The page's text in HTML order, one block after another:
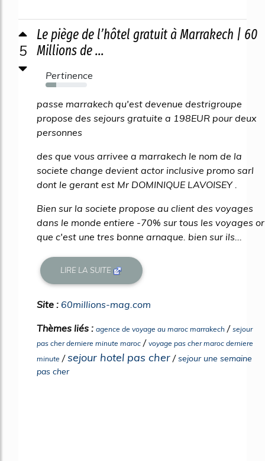
5
Le piège de l’hôtel gratuit à Marrakech | 60
Millions de ...
Pertinence
26%
passe marrakech qu'est devenue destrigroupe
propose des sejours gratuite a 198EUR pour deux
personnes
des que vous arrivee a marrakech le nom de la
societe change devient actor inclusive promo sarl
dont le gerant est Mr DOMINIQUE LAVOISEY .
Bien sur la societe propose au client des voyages
dans le monde entiere -70% sur tous les voyages or
que c'est une tres bonne arnaque. bien sur ils...
LIRE LA SUITE
Site : 60millions-mag.com
Thèmes liés : agence de voyage au maroc marrakech / sejour
pas cher derniere minute maroc / voyage pas cher maroc derniere
minute /sejour hotel pas cher /sejour une semaine
pas cher